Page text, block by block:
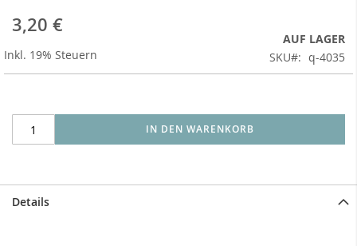
3,20 €
Inkl. 19% Steuern
AUF LAGER
SKU
q-4035
IN DEN WARENKORB
Details